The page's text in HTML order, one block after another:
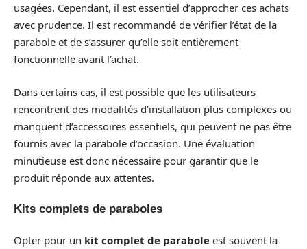
usagées. Cependant, il est essentiel d’approcher ces achats
avec prudence. Il est recommandé de vérifier l’état de la
parabole et de s’assurer qu’elle soit entièrement
fonctionnelle avant l’achat.
Dans certains cas, il est possible que les utilisateurs
rencontrent des modalités d’installation plus complexes ou
manquent d’accessoires essentiels, qui peuvent ne pas être
fournis avec la parabole d’occasion. Une évaluation
minutieuse est donc nécessaire pour garantir que le
produit réponde aux attentes.
Kits complets de paraboles
Opter pour un kit complet de parabole est souvent la